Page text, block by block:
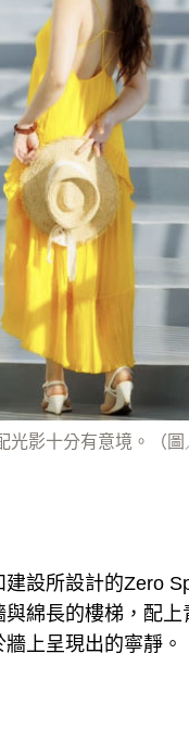
光影十分有意境。（圖
設所設計的Zero
綿長的樓梯，配
上呈現出的寧靜。